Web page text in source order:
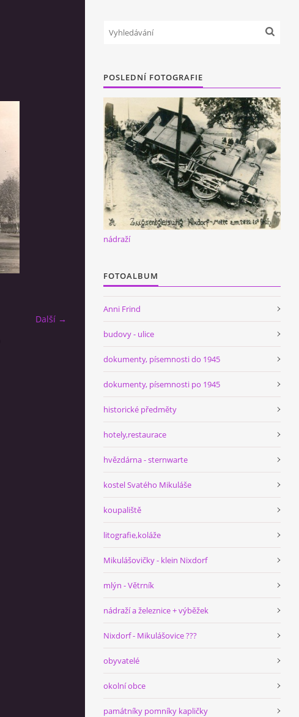
Další →
POSLEDNÍ FOTOGRAFIE
nádraží
FOTOALBUM
Anni Frind
budovy - ulice
dokumenty, písemnosti do 1945
dokumenty, písemnosti po 1945
historické předměty
hotely,restaurace
hvězdárna - sternwarte
kostel Svatého Mikuláše
koupaliště
litografie,koláže
Mikulášovičky - klein Nixdorf
mlýn - Větrník
nádraží a železnice + výběžek
Nixdorf - Mikulášovice ???
obyvatelé
okolní obce
památníky pomníky kapličky